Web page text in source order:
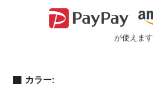
が使えます
カラー: